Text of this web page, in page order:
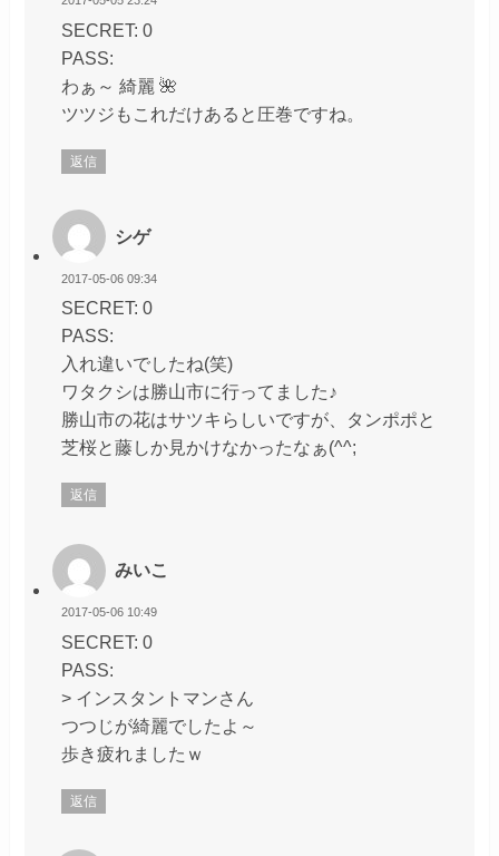
SECRET: 0
PASS:
わぁ～ 綺麗 🌺
ツツジもこれだけあると圧巻ですね。
返信
シゲ
2017-05-06 09:34
SECRET: 0
PASS:
入れ違いでしたね(笑)
ワタクシは勝山市に行ってました♪
勝山市の花はサツキらしいですが、タンポポと
芝桜と藤しか見かけなかったなぁ(^^;
返信
みいこ
2017-05-06 10:49
SECRET: 0
PASS:
> インスタントマンさん
つつじが綺麗でしたよ～
歩き疲れましたｗ
返信